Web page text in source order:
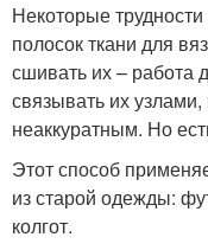
Некоторые
полосок ткани для
сшивать их – работа
связывать их
неаккуратным. Но
Этот способ
из старой одежды:
колгот.